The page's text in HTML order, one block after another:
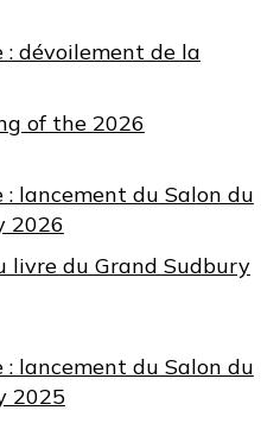
: dévoilement de la
of the 2026
: lancement du Salon du
2026
livre du Grand Sudbury
: lancement du Salon du
2025